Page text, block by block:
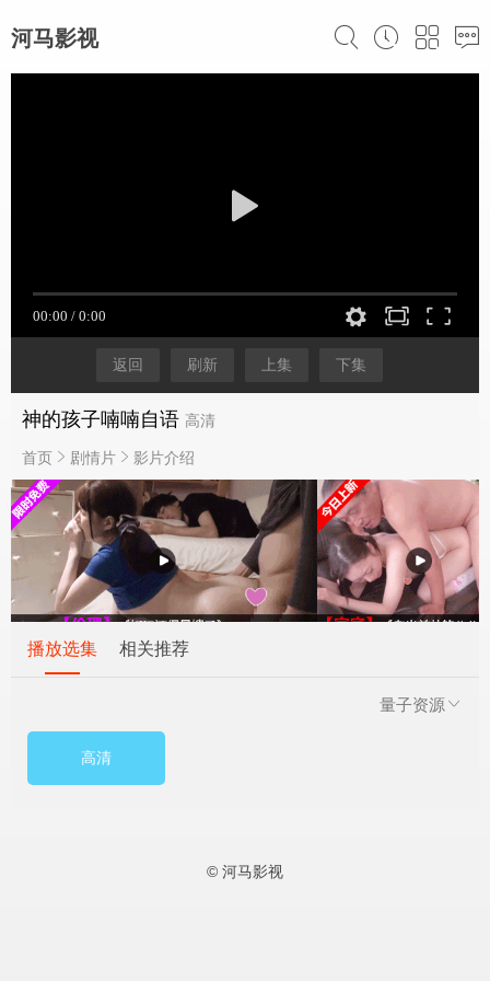
河马影视
返回 刷新 上集 下集
神的孩子喃喃自语 高清
首页 剧情片 影片介绍
播放选集 相关推荐
量子资源
高清
© 河马影视